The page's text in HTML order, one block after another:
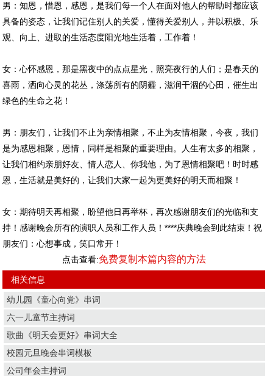
男：知恩，惜恩，感恩，是我们每一个人在面对他人的帮助时都应该
具备的姿态，让我们记住别人的关爱，懂得关爱别人，并以积极、乐
观、向上、进取的生活态度阳光地生活着，工作着！
女：心怀感恩，那是黑夜中的点点星光，照亮夜行的人们；是春天的
喜雨，洒向心灵的花丛，涤荡所有的阴霾，滋润干涸的心田，催生出
绿色的生命之花！
男：朋友们，让我们不止为亲情相聚，不止为友情相聚，今夜，我们
是为感恩相聚，恩情，同样是相聚的重要理由。人生有太多的相聚，
让我们相约亲朋好友、情人恋人、你我他，为了恩情相聚吧！时时感
恩，生活就是美好的，让我们大家一起为更美好的明天而相聚！
女：期待明天再相聚，盼望他日再举杯，再次感谢朋友们的光临和支
持！感谢晚会所有的演职人员和工作人员！****庆典晚会到此结束！祝
朋友们：心想事成，笑口常开！
点击查看:免费复制本篇内容的方法
相关信息
幼儿园《童心向党》串词
六一儿童节主持词
歌曲《明天会更好》串词大全
校园元旦晚会串词模板
公司年会主持词